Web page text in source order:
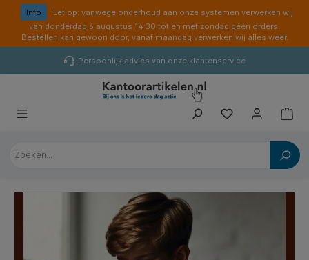
Info
Let op: vanwege onderhoud aan onze systemen verwerken wij
van donderdag 6 augustus 14:30 tot en met zondag géén orders.
Bestellen kan gewoon door, vanaf maandag verwerken wij alles weer.
Persoonlijk advies van onze klantenservice